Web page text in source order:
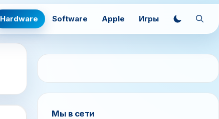
Hardware Software Apple Игры
Мы в сети